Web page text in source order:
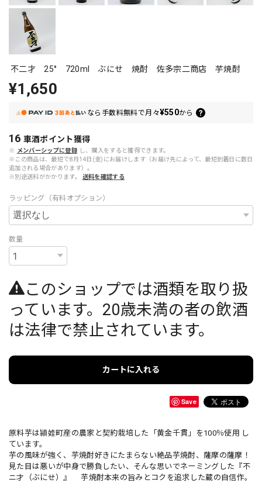
不二才 25° 720ml ぶにせ 焼酎 佐多宗二商店 芋焼酎
¥1,650
なら 手数料無料で月々¥550から
16 車酒ポイント獲得
※ メンバーシップに登録 し、購入をすると獲得できます。
※この商品は、最短で8月14日(金)にお届けします（お届け先によって、最短到着日に数日
追加される場合があります）。
※別途送料がかかります。
送料を確認する
ラッピング（有料オプション）
数量
このショップでは酒類を取り扱
っています。20歳未満の者の飲酒
は法律で禁止されています。
カートに入れる
Save
原料芋は頴娃町産の農家と契約栽培した「黄金千貫」を100％使用 し
ています。
芋の風味が強く、芋焼酎好きにたまらない絶品芋焼酎、薩摩の薩摩！
見た目は悪いが中身で勝負したい、そんな思いでネーミングした『不
ニ才（ぶにせ）』 芋焼酎本来の旨みとコクを追求した蔵の自信作。